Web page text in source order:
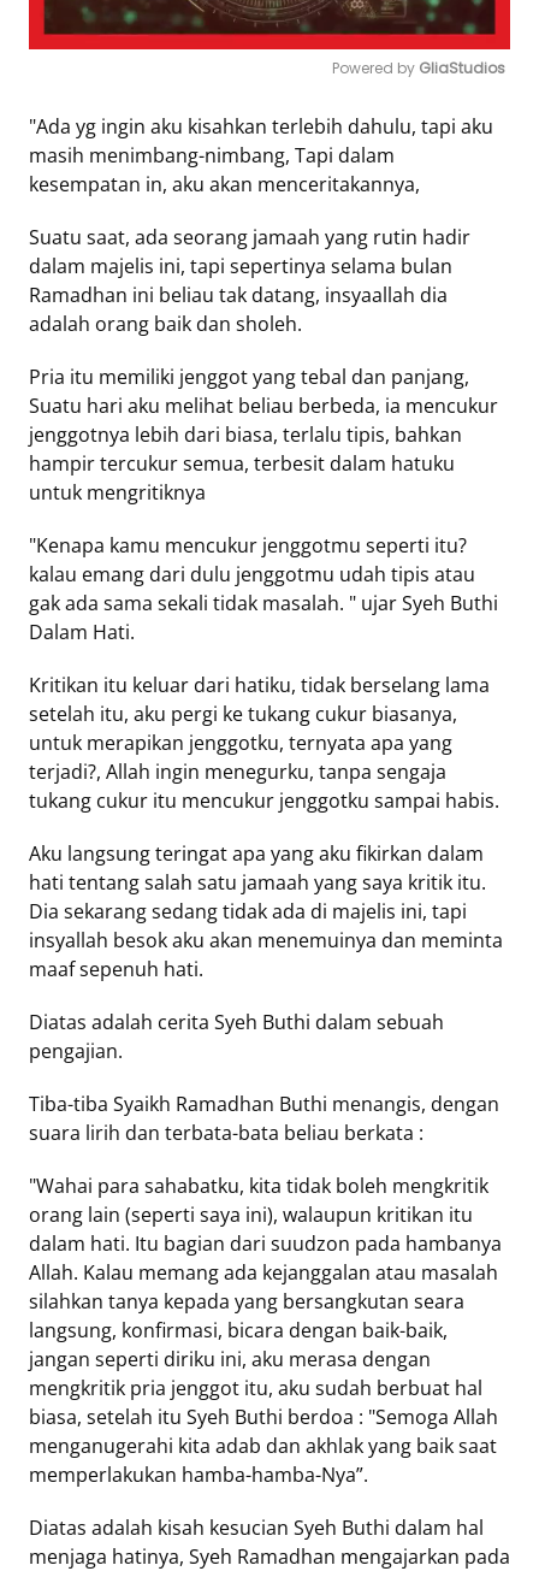
Mute
Powered by GliaStudios
"Ada yg ingin aku kisahkan terlebih dahulu, tapi aku
masih menimbang-nimbang, Tapi dalam
kesempatan in, aku akan menceritakannya,
Suatu saat, ada seorang jamaah yang rutin hadir
dalam majelis ini, tapi sepertinya selama bulan
Ramadhan ini beliau tak datang, insyaallah dia
adalah orang baik dan sholeh.
Pria itu memiliki jenggot yang tebal dan panjang,
Suatu hari aku melihat beliau berbeda, ia mencukur
jenggotnya lebih dari biasa, terlalu tipis, bahkan
hampir tercukur semua, terbesit dalam hatuku
untuk mengritiknya
"Kenapa kamu mencukur jenggotmu seperti itu?
kalau emang dari dulu jenggotmu udah tipis atau
gak ada sama sekali tidak masalah. " ujar Syeh Buthi
Dalam Hati.
Kritikan itu keluar dari hatiku, tidak berselang lama
setelah itu, aku pergi ke tukang cukur biasanya,
untuk merapikan jenggotku, ternyata apa yang
terjadi?, Allah ingin menegurku, tanpa sengaja
tukang cukur itu mencukur jenggotku sampai habis.
Aku langsung teringat apa yang aku fikirkan dalam
hati tentang salah satu jamaah yang saya kritik itu.
Dia sekarang sedang tidak ada di majelis ini, tapi
insyallah besok aku akan menemuinya dan meminta
maaf sepenuh hati.
Diatas adalah cerita Syeh Buthi dalam sebuah
pengajian.
Tiba-tiba Syaikh Ramadhan Buthi menangis, dengan
suara lirih dan terbata-bata beliau berkata :
"Wahai para sahabatku, kita tidak boleh mengkritik
orang lain (seperti saya ini), walaupun kritikan itu
dalam hati. Itu bagian dari suudzon pada hambanya
Allah. Kalau memang ada kejanggalan atau masalah
silahkan tanya kepada yang bersangkutan seara
langsung, konfirmasi, bicara dengan baik-baik,
jangan seperti diriku ini, aku merasa dengan
mengkritik pria jenggot itu, aku sudah berbuat hal
biasa, setelah itu Syeh Buthi berdoa : "Semoga Allah
menganugerahi kita adab dan akhlak yang baik saat
memperlakukan hamba-hamba-Nya”.
Diatas adalah kisah kesucian Syeh Buthi dalam hal
menjaga hatinya, Syeh Ramadhan mengajarkan pada
Tentang
Retizen
Dont's
Rules
Cara
Menjadi
Retizen